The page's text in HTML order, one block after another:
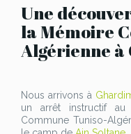
Une
la Mémoire
Algérienne
Nous arrivons à
un arrêt instructif au
Commune Tuniso-